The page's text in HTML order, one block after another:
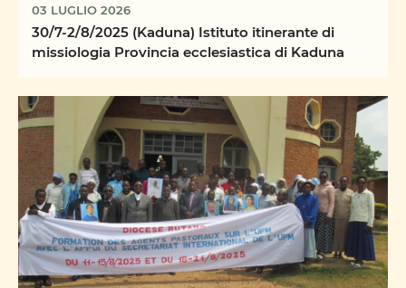
03 LUGLIO 2026
30/7-2/8/2025 (Kaduna) Istituto itinerante di
missiologia Provincia ecclesiastica di Kaduna